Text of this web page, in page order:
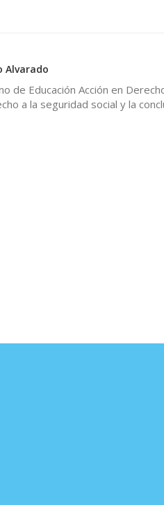
Alvarado
de Educación Acción en
a la seguridad social y la